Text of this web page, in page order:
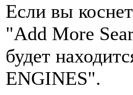
Если вы
"Add More
будет
ENGINES".